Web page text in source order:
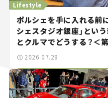
Lifestyle
ポルシェを手に入れる前
シェスタジオ銀座」とい
とクルマでどうする？＜
2026.07.28